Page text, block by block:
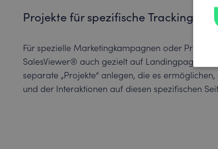
Projekte für spezifische Tracking-
Für spezielle Marketingkampagnen oder
SalesViewer® auch gezielt auf Landingpages
separate „Projekte“ anlegen, die es
und der Interaktionen auf diesen spezifischen